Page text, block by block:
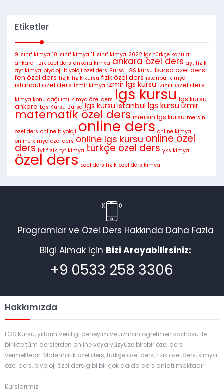
Etiketler
9. sınıf kimya 10. sınıf kimya 11. sınıf kimya 2022 lgs türkçe konuları
ankara fizik özel ders ankara kimya ankara özel ders ayt fizik
ayt kimya
biyoloji biyoloji özel ders Bursa LGS kursu
bursa özel ders
fen özel ders fizik fizik kursu fizik özel ders istanbul kimya
istanbul özel ders izmir kimya izmir lgs kursu izmir özel ders
kimya konu dağılımı kimya özel ders lgs kursu
lgs kursu
ankara
Lgs Kursu Bursa lgs kursu istanbul lgs kursu izmir
matematik özel ders mersin lgs kursu mersin
özel ders online biyoloji online ders online kimya
online kimya özel ders online lgs kursu online özel
ders tyt fizik tyt kimya türkçe özel ders yks kimya
özel ders özel ders fizik özel ders kimya
Programlar ve Özel Ders Hakkında Daha Fazla
Bilgi Almak İçin Bizi Arayabilirsiniz:
+9 0533 258 3306
Hakkımızda
LGS Kursu, yılların verdiği deneyim ve uzman öğretmen kadrosu ile
birlikte tüm derslerden online veya yüzyüze birebir özel ders
vermektedir. Matematik özel ders, türkçe özel ders, fizik özel ders, kimya
özel ders, biyoloji özel ders gibi bir çok dalda ders anlatılmaktadır.
Kurslarımız